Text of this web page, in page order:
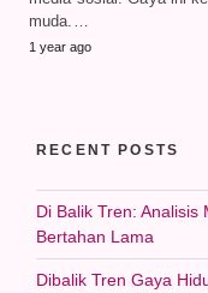
muda.…
1 year ago
RECENT POSTS
Di Balik Tren:
Bertahan Lama
Dibalik Tren Gaya